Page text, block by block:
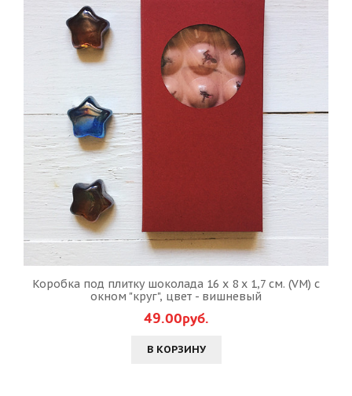
Коробка под плитку шоколада 16 х 8 х 1,7 см. (VM) с
окном "круг", цвет - вишневый
49.00руб.
В КОРЗИНУ